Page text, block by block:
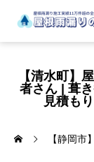
【清水町】
者さん | 葺
見積も
【静岡